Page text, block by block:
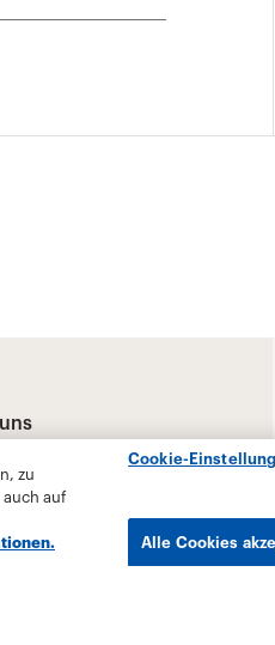
zu
auch auf
Cookie-
Alle Cookies